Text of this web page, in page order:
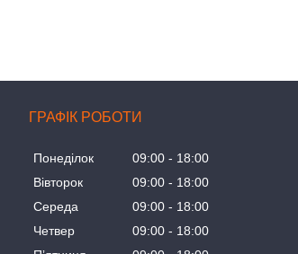
ГРАФІК РОБОТИ
Понеділок 09:00
18:00
Вівторок
09:00
18:00
Середа
09:00
18:00
Четвер
09:00
18:00